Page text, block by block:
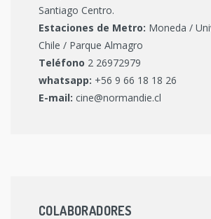
Santiago Centro.
Estaciones de Metro: Moneda /
Chile / Parque Almagro
Teléfono 2 26972979
whatsapp: +56 9 66 18 18 26
E-mail: cine@normandie.cl
COLABORADORES